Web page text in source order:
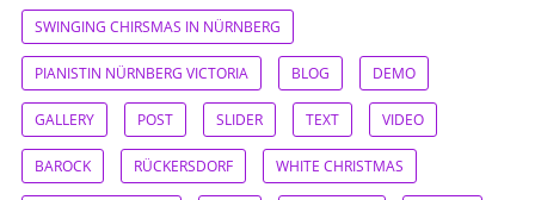
SWINGING CHIRSMAS IN NÜRNBERG
PIANISTIN NÜRNBERG VICTORIA BLOG DEMO
GALLERY POST SLIDER TEXT VIDEO
BAROCK RÜCKERSDORF WHITE CHRISTMAS